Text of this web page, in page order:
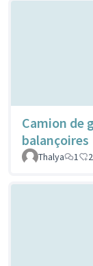
Camion de
balançoires
Thalya
1 2